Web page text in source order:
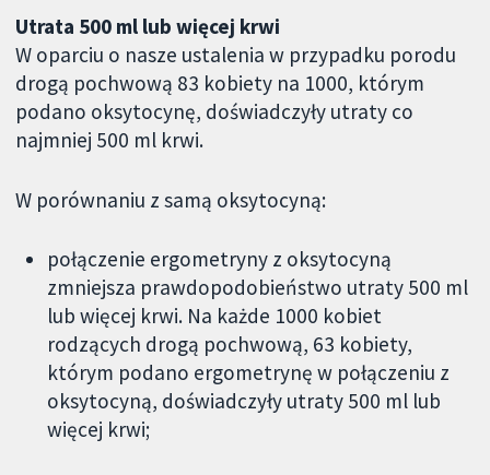
Utrata 500 ml lub więcej krwi
W oparciu o nasze ustalenia w przypadku porodu
drogą pochwową 83 kobiety na 1000, którym
podano oksytocynę, doświadczyły utraty co
najmniej 500 ml krwi.
W porównaniu z samą oksytocyną:
połączenie ergometryny z oksytocyną
zmniejsza prawdopodobieństwo utraty 500 ml
lub więcej krwi. Na każde 1000 kobiet
rodzących drogą pochwową, 63 kobiety,
którym podano ergometrynę w połączeniu z
oksytocyną, doświadczyły utraty 500 ml lub
więcej krwi;